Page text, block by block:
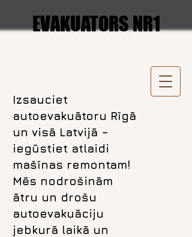
Izsauciet
autoevakuātoru Rīgā
un visā Latvijā –
iegūstiet atlaidi
mašīnas remontam!
Mēs nodrošinām
ātru un drošu
autoevakuāciju
jebkurā laikā un
EVAKUATORS NR1